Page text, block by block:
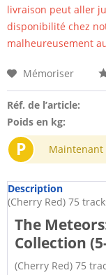
livraison peut aller
disponibilité chez
malheureusement
Mémoriser
Réf. de l’article:
Poids en kg:
P Maintenant
Description
(Cherry Red) 75
The
Collection
(Cherry Red) 75